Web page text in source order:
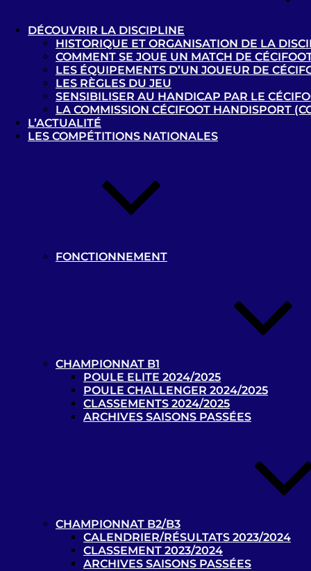
DÉCOUVRIR LA DISCIPLINE
HISTORIQUE ET ORGANISATION DE LA
COMMENT SE JOUE UN MATCH DE
LES ÉQUIPEMENTS D’UN JOUEUR DE
LES RÈGLES DU JEU
SENSIBILISER AU HANDICAP PAR LE
LA COMMISSION CÉCIFOOT HANDISPORT
L’ACTUALITÉ
LES COMPÉTITIONS NATIONALES
FONCTIONNEMENT
CHAMPIONNAT B1
POULE ELITE 2024/2025
POULE CHALLENGER 2024/2025
CLASSEMENTS 2024/2025
ARCHIVES SAISONS PASSÉES
CHAMPIONNAT B2/B3
CALENDRIER/RÉSULTATS 2023/2024
CLASSEMENT 2023/2024
ARCHIVES SAISONS PASSÉES
27-04-2019
Rousies
0 - 0
27-04-2019
Rousies
1 - 0
Racing Club de Lens – B1
Racing Club de Lens – B1
0 - 1
Anderlecht 5 a side – B1
Racing Club de Lens – B1
12-01-2019